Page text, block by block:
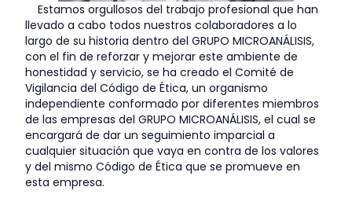
Estamos orgullosos del trabajo profesional que han
llevado a cabo todos nuestros colaboradores a lo
largo de su historia dentro del GRUPO MICROANÁLISIS,
con el fin de reforzar y mejorar este ambiente de
honestidad y servicio, se ha creado el Comité de
Vigilancia del Código de Ética, un organismo
independiente conformado por diferentes miembros
de las empresas del GRUPO MICROANÁLISIS, el cual se
encargará de dar un seguimiento imparcial a
cualquier situación que vaya en contra de los valores
y del mismo Código de Ética que se promueve en
esta empresa.